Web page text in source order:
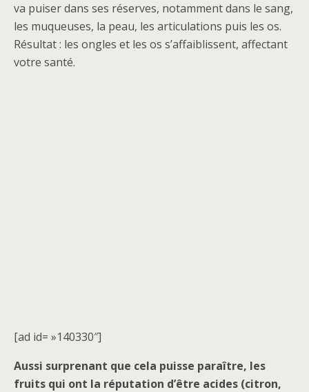
va puiser dans ses réserves, notamment dans le sang,
les muqueuses, la peau, les articulations puis les os.
Résultat : les ongles et les os s’affaiblissent, affectant
votre santé.
[ad id= »140330″]
Aussi surprenant que cela puisse paraître, les
fruits qui ont la réputation d’être acides (citron,